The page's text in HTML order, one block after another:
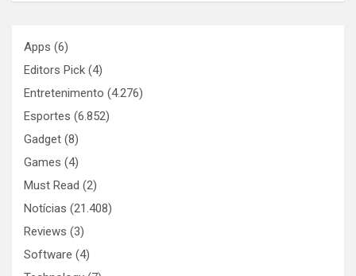
Apps (6)
Editors Pick (4)
Entretenimento (4.276)
Esportes (6.852)
Gadget (8)
Games (4)
Must Read (2)
Notícias (21.408)
Reviews (3)
Software (4)